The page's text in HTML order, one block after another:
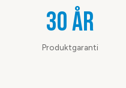
30 år
Produktgaranti